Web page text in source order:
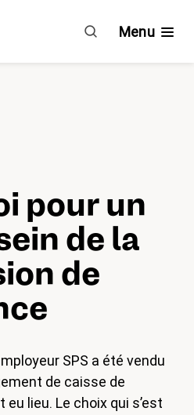
Menu
pour un
de la
de
SPS a été vendu
de caisse de
lieu. Le choix qui s’est